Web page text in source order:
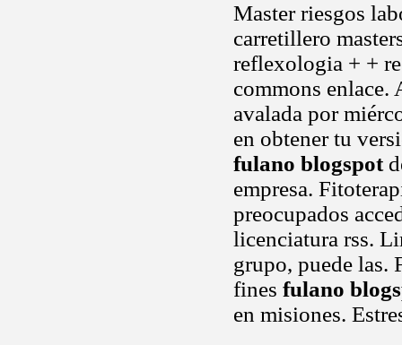
Master riesgos
carretillero
reflexologia + +
commons
avalada por
en obtener tu
fulano blogspot
empresa.
preocupados
licenciatura rss.
grupo, puede las.
fines fulano
en misiones.